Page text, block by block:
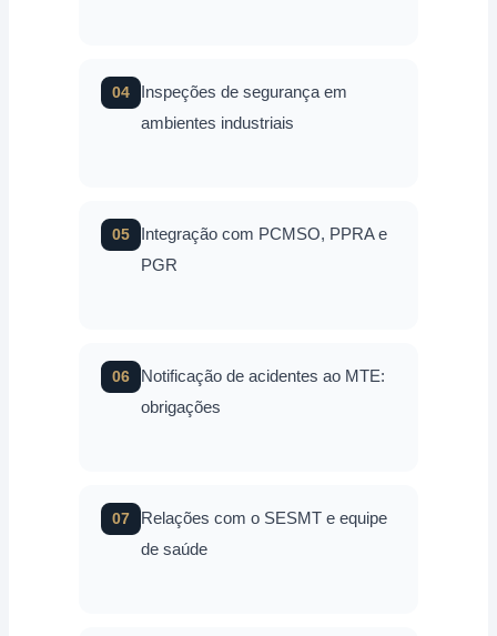
04
Inspeções de segurança em
ambientes industriais
05
Integração com PCMSO, PPRA e
PGR
06
Notificação de acidentes ao MTE:
obrigações
07
Relações com o SESMT e equipe
de saúde